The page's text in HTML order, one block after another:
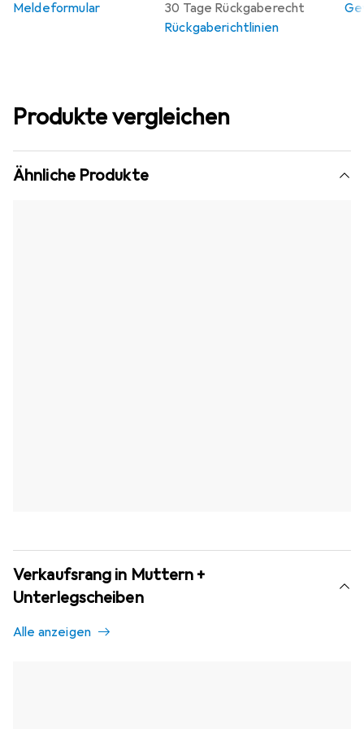
30 Tage Rückgaberecht
Rückgaberichtlinien
Meldeformular
Produkte vergleichen
Ähnliche Produkte
Verkaufsrang in Muttern +
Unterlegscheiben
Alle anzeigen